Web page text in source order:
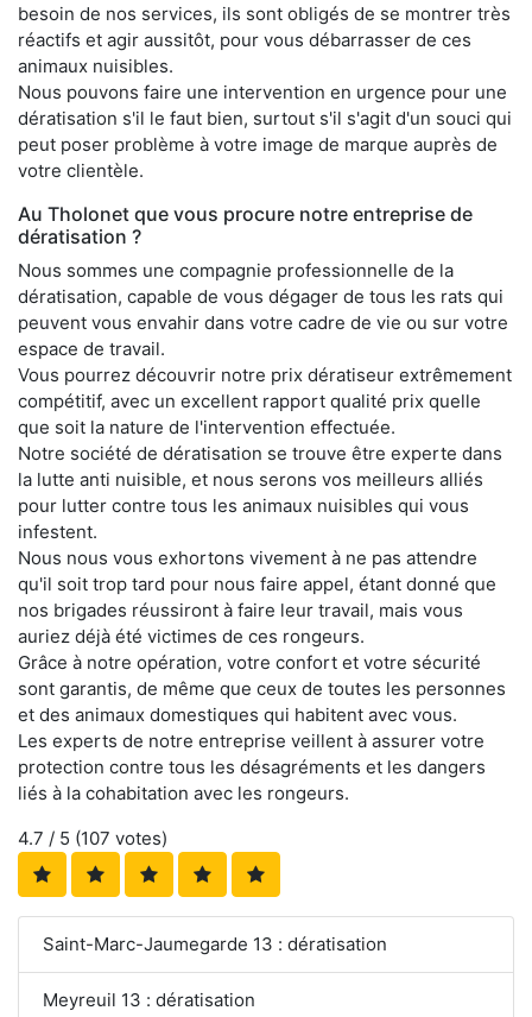
besoin de nos services, ils sont obligés de se montrer très
réactifs et agir aussitôt, pour vous débarrasser de ces
animaux nuisibles.
Nous pouvons faire une intervention en urgence pour une
dératisation s'il le faut bien, surtout s'il s'agit d'un souci qui
peut poser problème à votre image de marque auprès de
votre clientèle.
Au Tholonet que vous procure notre entreprise de
dératisation ?
Nous sommes une compagnie professionnelle de la
dératisation, capable de vous dégager de tous les rats qui
peuvent vous envahir dans votre cadre de vie ou sur votre
espace de travail.
Vous pourrez découvrir notre prix dératiseur extrêmement
compétitif, avec un excellent rapport qualité prix quelle
que soit la nature de l'intervention effectuée.
Notre société de dératisation se trouve être experte dans
la lutte anti nuisible, et nous serons vos meilleurs alliés
pour lutter contre tous les animaux nuisibles qui vous
infestent.
Nous nous vous exhortons vivement à ne pas attendre
qu'il soit trop tard pour nous faire appel, étant donné que
nos brigades réussiront à faire leur travail, mais vous
auriez déjà été victimes de ces rongeurs.
Grâce à notre opération, votre confort et votre sécurité
sont garantis, de même que ceux de toutes les personnes
et des animaux domestiques qui habitent avec vous.
Les experts de notre entreprise veillent à assurer votre
protection contre tous les désagréments et les dangers
liés à la cohabitation avec les rongeurs.
4.7 / 5 (107 votes)
Saint-Marc-Jaumegarde 13 : dératisation
Meyreuil 13 : dératisation